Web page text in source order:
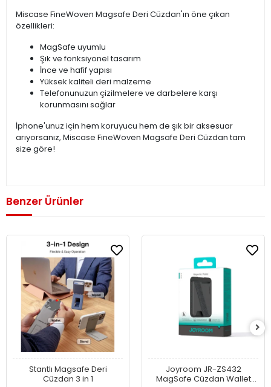
Miscase FineWoven Magsafe Deri Cüzdan'ın öne çıkan
özellikleri:
MagSafe uyumlu
Şık ve fonksiyonel tasarım
İnce ve hafif yapısı
Yüksek kaliteli deri malzeme
Telefonunuzun çizilmelere ve darbelere karşı
korunmasını sağlar
İphone'unuz için hem koruyucu hem de şık bir aksesuar
arıyorsanız, Miscase FineWoven Magsafe Deri Cüzdan tam
size göre!
Benzer Ürünler
Stantlı Magsafe Deri
Cüzdan 3 in 1
Joyroom JR-ZS432
MagSafe Cüzdan Wallet